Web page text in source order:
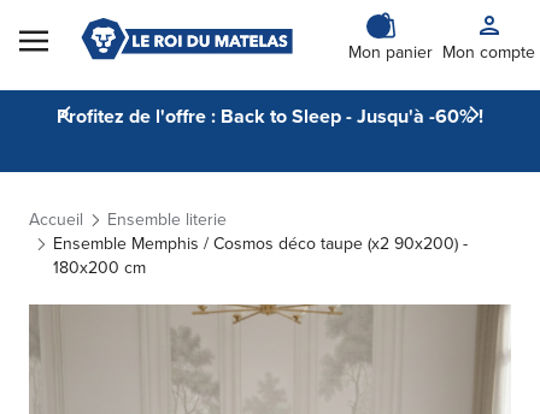
Skip to Content
Mon panier Mon compte
Profitez de l'offre : Back to Sleep - Jusqu'à -60% !
Accueil
Ensemble literie
Ensemble Memphis / Cosmos déco taupe (x2 90x200) -
180x200 cm